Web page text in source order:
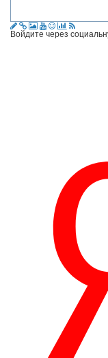
Войдите через